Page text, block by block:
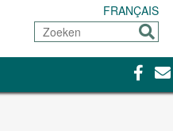
FRANÇAIS
Zoeken
Sturen